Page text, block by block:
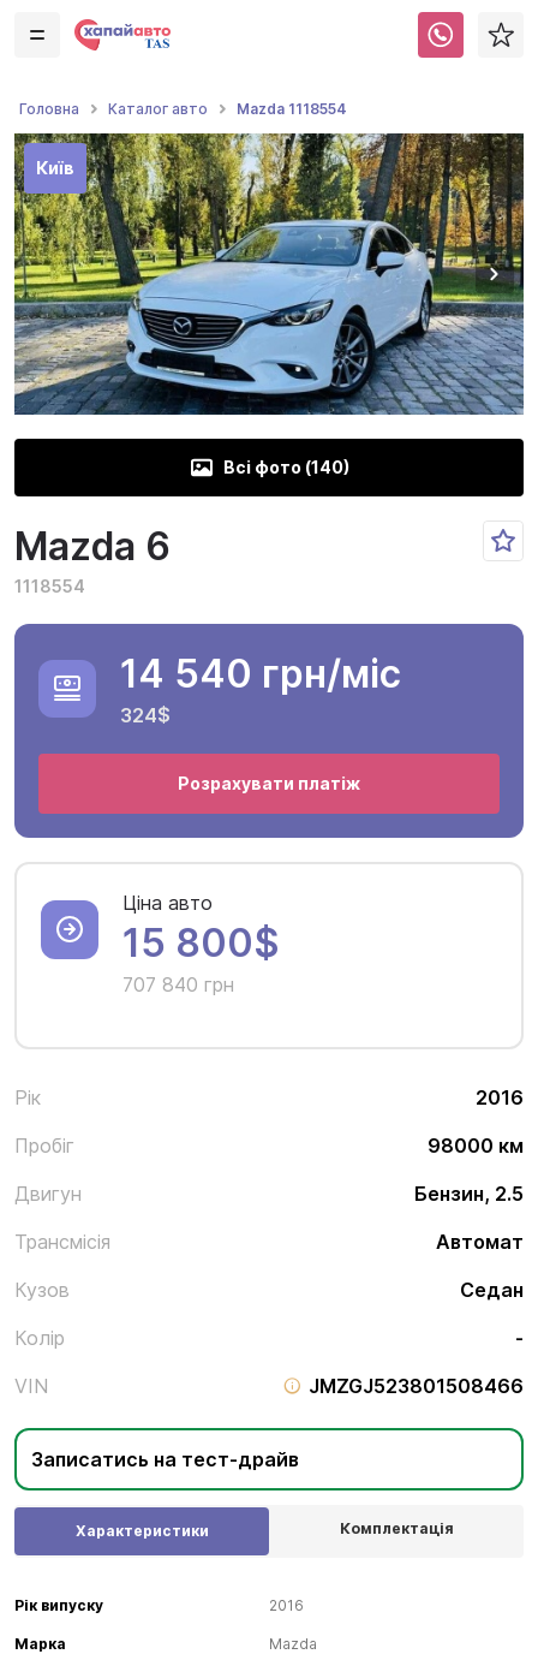
Головна Каталог авто Mazda 1118554
Київ
Всі фото (140)
Mazda 6
1118554
Рік
2016
Пробіг
98000 км
Двигун
Бензин, 2.5
Трансмісія
Автомат
Кузов
Седан
Колір
-
VIN
JMZGJ523801508466
Записатись на тест-драйв
14 540 грн/міс
324$
Розрахувати платіж
Ціна авто
15 800$
707 840 грн
Характеристики Комплектація
Рік випуску 2016
Марка Mazda